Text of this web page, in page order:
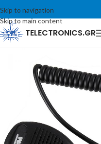
Skip to navigation
Skip to main content
TELECTRONICS.GR